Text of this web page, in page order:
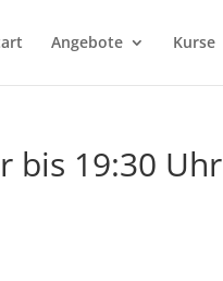
Angebote Kurse
bis 19:30 Uhr